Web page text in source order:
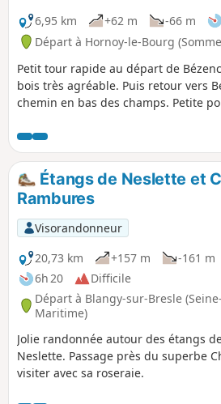
6,95 km
+62 m -66 m
Départ à Hornoy-le-Bourg
Petit tour rapide au départ de
bois très agréable. Puis retour vers
chemin en bas des champs. Petite
Étangs de Neslette et
Rambures
Visorandonneur
20,73 km
+157 m
-161 m
6h 20
Difficile
Départ à Blangy-sur-Bresle (Seine-
Maritime)
Jolie randonnée autour des étangs
Neslette. Passage près du superbe
visiter avec sa roseraie.